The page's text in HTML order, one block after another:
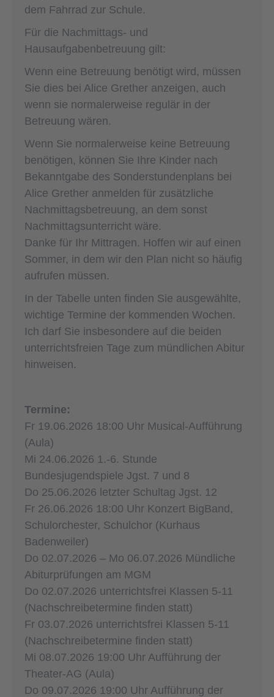
dem Fahrrad zur Schule.
Für die Nachmittags- und
Hausaufgabenbetreuung gilt:
Wenn eine Betreuung benötigt wird, müssen
Sie dies bei Alice Grether anzeigen, auch
wenn sie normalerweise regulär in der
Betreuung wären.
Wenn Sie normalerweise keine Betreuung
benötigen, können Sie Ihre Kinder nach
Bekanntgabe des Sonderstundenplans bei
Alice Grether anmelden für zusätzliche
Nachmittagsbetreuung, an dem sonst
Nachmittagsunterricht wäre.
Danke für Ihr Mittragen. Hoffen wir auf einen
Sommer, in dem wir den Plan nicht so häufig
aufrufen müssen.
In der Tabelle unten finden Sie ausgewählte,
wichtige Termine der kommenden Wochen.
Ich darf Sie insbesondere auf die beiden
unterrichtsfreien Tage zum mündlichen Abitur
hinweisen.
Termine:
Fr 19.06.2026 18:00 Uhr Musical-Aufführung
(Aula)
Mi 24.06.2026 1.-6. Stunde
Bundesjugendspiele Jgst. 7 und 8
Do 25.06.2026 letzter Schultag Jgst. 12
Fr 26.06.2026 18:00 Uhr Konzert BigBand,
Schulorchester, Schulchor (Kurhaus
Badenweiler)
Do 02.07.2026 – Mo 06.07.2026 Mündliche
Abiturprüfungen am MGM
Do 02.07.2026 unterrichtsfrei Klassen 5-11
(Nachschreibetermine finden statt)
Fr 03.07.2026 unterrichtsfrei Klassen 5-11
(Nachschreibetermine finden statt)
Mi 08.07.2026 19:00 Uhr Aufführung der
Theater-AG (Aula)
Do 09.07.2026 19:00 Uhr Aufführung der